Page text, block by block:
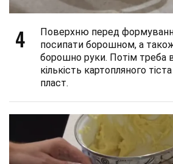
4
Поверхню перед
посипати борошном, а
борошно руки. Потім треба
кількість картопляного
пласт.